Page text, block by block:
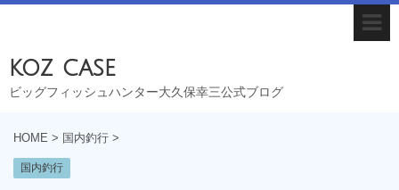
koz case
ビッグフィッシュハンター大久保幸三公式ブログ
HOME > 国内釣行 >
国内釣行